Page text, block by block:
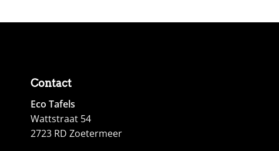
Contact
Eco Tafels
Wattstraat 54
2723 RD Zoetermeer